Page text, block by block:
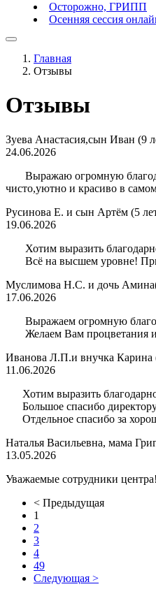
Осторожно, ГРИПП
Осенняя сессия
Главная
Отзывы
Отзывы
Зуева Анастасия,сын Иван (9
24.06.2026
Выражаю огромную
чисто,уютно и красиво в
Русинова Е. и сын Артём (5
19.06.2026
Хотим выразить
Всё на высшем уровне!
Муслимова Н.С. и дочь
17.06.2026
Выражаем огромную
Желаем Вам процветания и
Иванова Л.П.и внучка Карина
11.06.2026
Хотим выразить
Большое спасибо директору
Отдельное спасибо за
Наталья Васильевна, мама
13.05.2026
Уважаемые сотрудники
< Предыдущая
1
2
3
4
49
Следующая >